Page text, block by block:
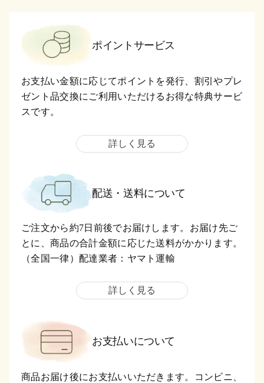
ポイントサービス
お支払い金額に応じてポイントを発行、割引やプレ
ゼント品交換にご利用いただけるお得な特典サービ
スです。
詳しく見る
配送・送料について
ご注文から約7日前後でお届けします。お届け先ご
とに、商品の合計金額に応じた送料がかかります。
（全国一律）配達業者：ヤマト運輸
詳しく見る
お支払いについて
商品お届け後にお支払いいただきます。コンビニ、